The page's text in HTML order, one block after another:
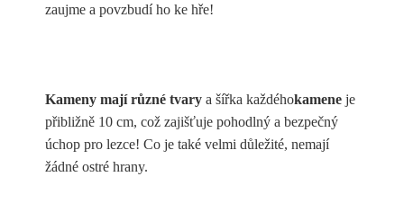
zaujme a povzbudí ho ke hře!
Kameny mají různé tvary a šířka každéhokamene je
přibližně 10 cm, což zajišťuje pohodlný a bezpečný
úchop pro lezce! Co je také velmi důležité, nemají
žádné ostré hrany.